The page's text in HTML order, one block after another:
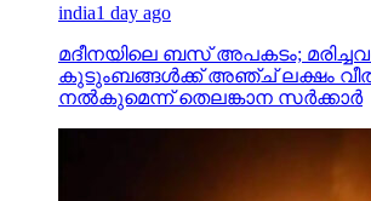
india1 day ago
മദീനയിലെ ബസ് അപകടം;
കുടുംബങ്ങള്‍ക്ക് അഞ്ച് ലക്ഷം
നല്‍കുമെന്ന് തെലങ്കാന സര്‍ക്കാര്‍